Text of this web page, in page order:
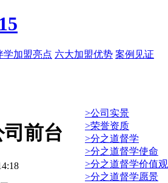
学加盟亮点 六大加盟优势 案例见证
>公司实景
>荣誉资质
>分之道督学
>分之道督学使命
>分之道督学价值观
>分之道督学愿景
前台